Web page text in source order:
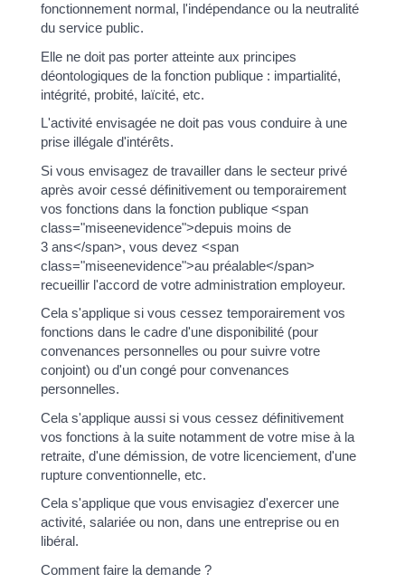
fonctionnement normal, l'indépendance ou la neutralité
du service public.
Elle ne doit pas porter atteinte aux principes
déontologiques de la fonction publique : impartialité,
intégrité, probité, laïcité, etc.
L'activité envisagée ne doit pas vous conduire à une
prise illégale d'intérêts.
Si vous envisagez de travailler dans le secteur privé
après avoir cessé définitivement ou temporairement
vos fonctions dans la fonction publique <span
class="miseenevidence">depuis moins de
3 ans</span>, vous devez <span
class="miseenevidence">au préalable</span>
recueillir l'accord de votre administration employeur.
Cela s'applique si vous cessez temporairement vos
fonctions dans le cadre d'une disponibilité (pour
convenances personnelles ou pour suivre votre
conjoint) ou d'un congé pour convenances
personnelles.
Cela s'applique aussi si vous cessez définitivement
vos fonctions à la suite notamment de votre mise à la
retraite, d'une démission, de votre licenciement, d'une
rupture conventionnelle, etc.
Cela s'applique que vous envisagiez d'exercer une
activité, salariée ou non, dans une entreprise ou en
libéral.
Comment faire la demande ?